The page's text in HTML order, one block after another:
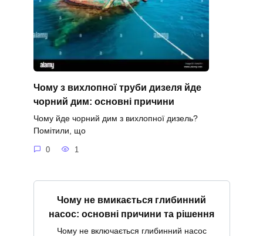
Чому з вихлопної труби дизеля йде
чорний дим: основні причини
Чому йде чорний дим з вихлопної дизель?
Помітили, що
0 1
Чому не вмикається глибинний
насос: основні причини та рішення
Чому не включається глибинний насос